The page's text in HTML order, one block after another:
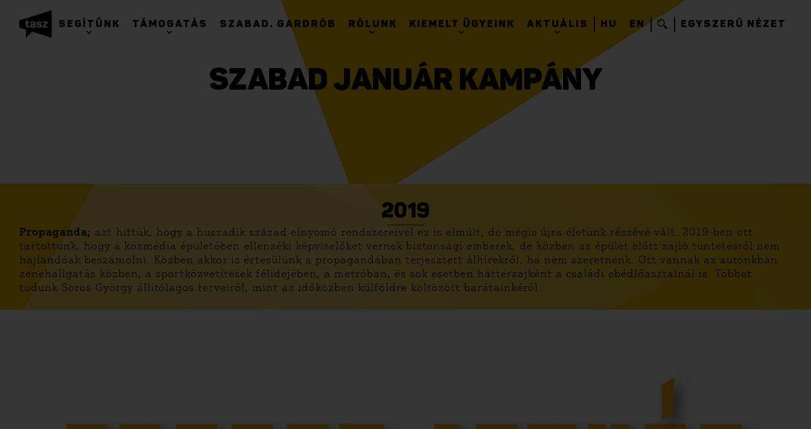
SEGÍTÜNK TÁMOGATÁS SZABAD. GARDRÓB RÓLUNK KIEMELT ÜGYEINK AKTUÁLIS HU EN EGYSZERŰ NÉZET
SZABAD JANUÁR KAMPÁNY
2019
Propaganda; azt hittük, hogy a huszadik század elnyomó rendszereivel ez is elmúlt, de mégis újra életünk részévé vált. 2019-ben ott
tartottunk, hogy a közmédia épületében ellenzéki képviselőket vernek biztonsági emberek, de közben az épület előtt zajló tüntetésről nem
hajlandóak beszámolni. Közben akkor is értesülünk a propagandában terjesztett álhírekről, ha nem szeretnénk. Ott vannak az autónkban
zenehallgatás közben, a sportközvetítések félidejében, a metróban, és sok esetben háttérzajként a családi ebédlőasztalnál is. Többet
tudunk Soros György állítólagos terveiről, mint az időközben külföldre költözött barátainkéról.